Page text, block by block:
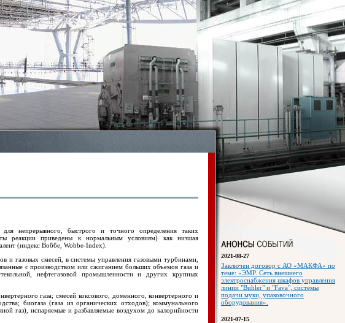
непрерывного, быстрого и точного определения таких
реакции приведены к нормальным условиям) как низшая
(индекс Воббе, Wobbe-Index).
и газовых смесей, в системы управления газовыми турбинами,
с производством или сжиганием больших объемов газа и
нефтегазовой промышленности и других крупных
газа; смесей коксового, доменного, конвертерного и
биогаза (газа из органических отходов); коммунального
газ), испаряемые и разбавляемые воздухом до калорийности
2021-08-27
Заключен договор с АО «МАКФА» по
теме: «ЭМР. Сеть внешнего
электроснабжения шкафов управления
линии "Buhler" и "Fava", системы
подачи муки, упаковочного
оборудования».
2021-07-15